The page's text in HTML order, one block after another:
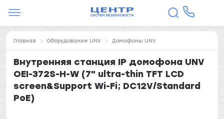
Главная Оборудование UNV Домофоны UNV
Внутренняя станция IP домофона UNV
OEI-372S-H-W (7" ultra-thin TFT LCD
screen&Support Wi-Fi; DC12V/Standard
PoE)